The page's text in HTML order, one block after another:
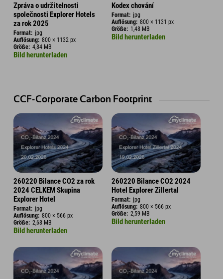
Zpráva o udržitelnosti
společnosti Explorer Hotels
za rok 2025
Format: jpg
Auflösung: 800 × 1132 px
Größe: 4,84 MB
Bild herunterladen
Kodex chování
Format: jpg
Auflösung: 800 × 1131 px
Größe: 1,48 MB
Bild herunterladen
CCF-Corporate Carbon Footprint
260220 Bilance CO2 za rok
2024 CELKEM Skupina
Explorer Hotel
Format: jpg
Auflösung: 800 × 566 px
Größe: 2,68 MB
Bild herunterladen
260220 Bilance CO2 2024
Hotel Explorer Zillertal
Format: jpg
Auflösung: 800 × 566 px
Größe: 2,59 MB
Bild herunterladen